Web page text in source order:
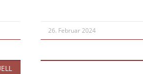
26. Februar 2024